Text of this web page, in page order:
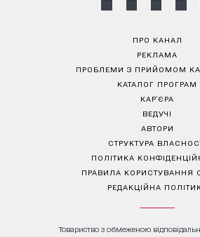
ПРО КАНАЛ
РЕКЛАМА
ПРОБЛЕМИ З ПРИЙОМОМ
КАТАЛОГ ПРОГРАМ
КАР’ЄРА
ВЕДУЧІ
АВТОРИ
СТРУКТУРА
ПОЛІТИКА
ПРАВИЛА КОРИСТУВАННЯ
РЕДАКЦІЙНА
Товариство з обмеженою